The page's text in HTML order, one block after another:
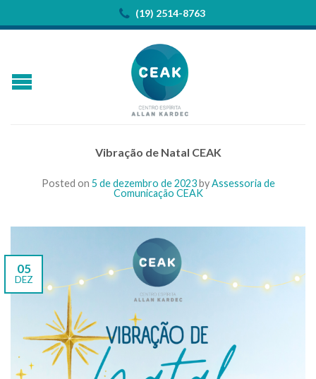
(19) 2514-8763
Vibração de Natal CEAK
Posted on 5 de dezembro de 2023byAssessoria de
Comunicação CEAK
05
DEZ